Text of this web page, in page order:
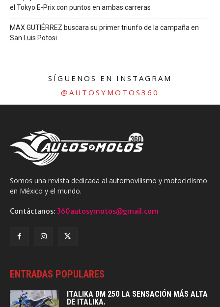
el Tokyo E-Prix con puntos en ambas carreras
MAX GUTIÉRREZ buscara su primer triunfo de la campaña en
San Luis Potosi
SÍGUENOS EN INSTAGRAM
@AUTOSYMOTOS360
Somos una revista dedicada al automovilismo y motociclismo
en México y el mundo.
Contáctanos: 360autosymotos@gmail.com
ENTRADAS POPULARES
ITALIKA DM 250 LA SENSACIÓN MÁS ALTA
DE ITALIKA.